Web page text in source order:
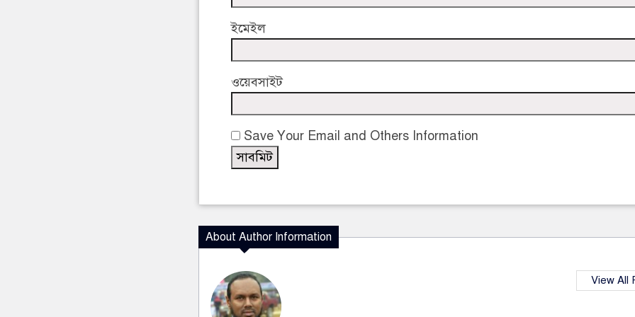
ইমেইল
ওয়েবসাইট
Save Your Email and Others Information
About Author Information
View All